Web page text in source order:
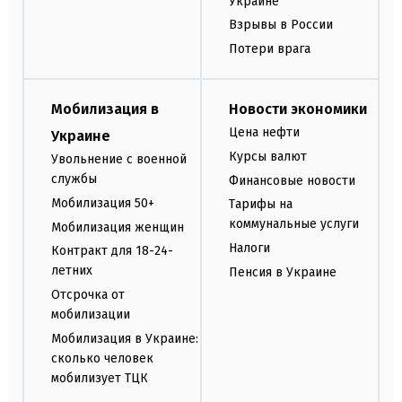
Взрывы в России
Потери врага
Мобилизация в
Украине
Увольнение с военной
службы
Мобилизация 50+
Мобилизация женщин
Контракт для 18-24-
летних
Отсрочка от
мобилизации
Мобилизация в Украине:
сколько человек
мобилизует ТЦК
Новости экономики
Цена нефти
Курсы валют
Финансовые новости
Тарифы на
коммунальные услуги
Налоги
Пенсия в Украине